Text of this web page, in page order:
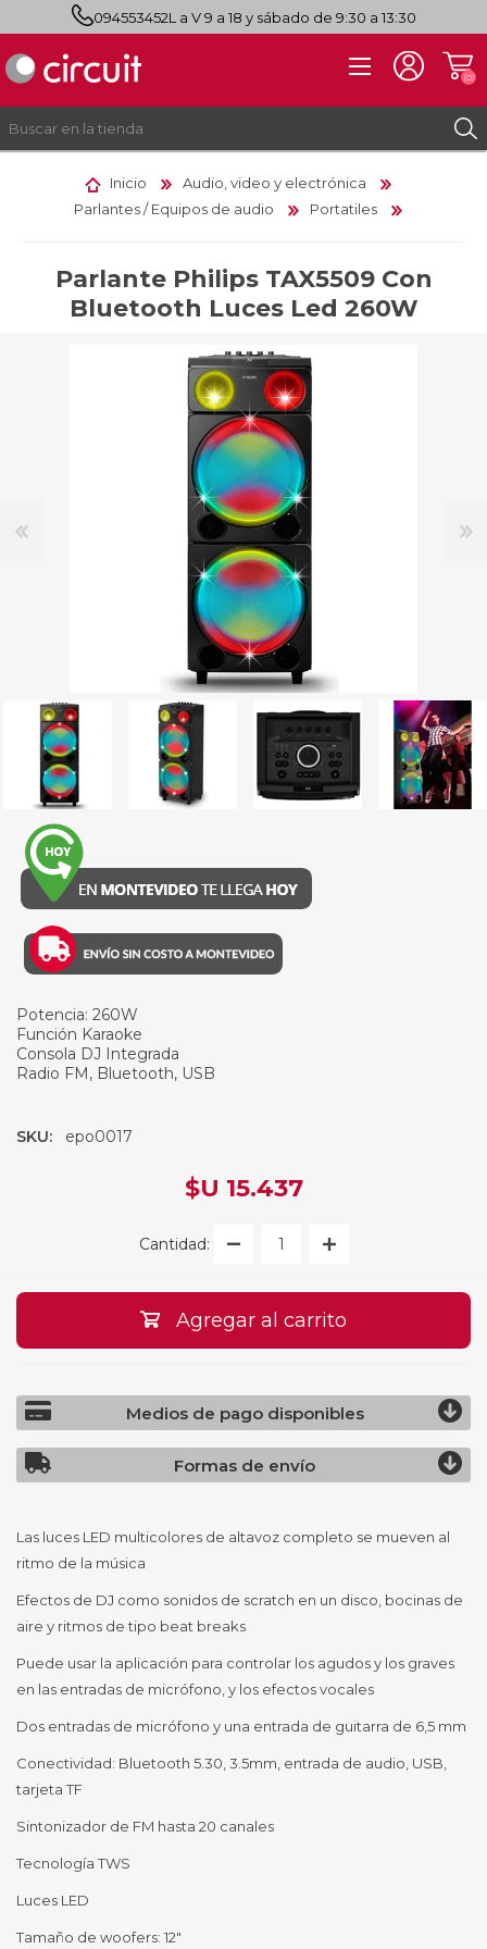
094553452L a V 9 a 18 y sábado de 9:30 a 13:30
REGISTRO
(0)
Inicio
Audio, video y electrónica
Parlantes / Equipos de audio
Portatiles
Parlante Philips TAX5509 Con
Bluetooth Luces Led 260W
Potencia: 260W
Función Karaoke
Consola DJ Integrada
Radio FM, Bluetooth, USB
SKU: epo0017
$U 15.437
Cantidad:
Agregar al carrito
Medios de pago disponibles
Formas de envío
Las luces LED multicolores de altavoz completo se mueven al
ritmo de la música
Efectos de DJ como sonidos de scratch en un disco, bocinas de
aire y ritmos de tipo beat breaks
Puede usar la aplicación para controlar los agudos y los graves
en las entradas de micrófono, y los efectos vocales
Dos entradas de micrófono y una entrada de guitarra de 6,5 mm
Conectividad: Bluetooth 5.30, 3.5mm, entrada de audio, USB,
tarjeta TF
Sintonizador de FM hasta 20 canales
Tecnología TWS
Luces LED
Tamaño de woofers: 12"